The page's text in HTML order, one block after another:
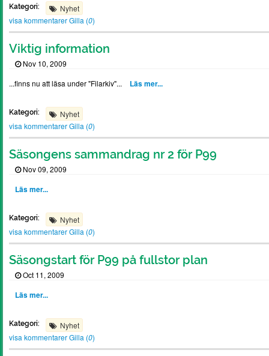
Kategori:
Nyhet
visa kommentarerGilla (0)
Viktig information
Nov 10, 2009
...finns nu att läsa under "Filarkiv"...
Läs mer...
Kategori:
Nyhet
visa kommentarerGilla (0)
Säsongens sammandrag nr 2 för P99
Nov 09, 2009
Läs mer...
Kategori:
Nyhet
visa kommentarerGilla (0)
Säsongstart för P99 på fullstor plan
Oct 11, 2009
Läs mer...
Kategori:
Nyhet
visa kommentarerGilla (0)